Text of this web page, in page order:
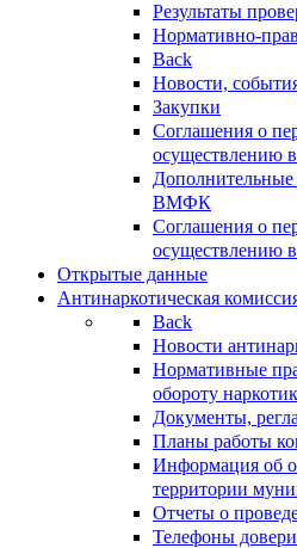
Результаты
Нормативно-
Back
Новости,
Закупки
Соглашения о
осуществлению
ВМФК
Соглашения о
осуществлению
Открытые данные
Антинаркотическая
Back
Новости
Нормативные
обороту
Документы,
Планы работы
Информация об
территории
Отчеты о
Телефоны